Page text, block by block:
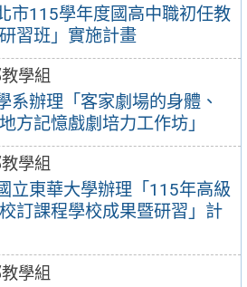
市115學年度國高中職初任教
習班」實施計畫
學組
系辦理「客家劇場的身體、
方記憶戲劇培力工作坊」
學組
立東華大學辦理「115年高級
訂課程學校成果暨研習」計
學組